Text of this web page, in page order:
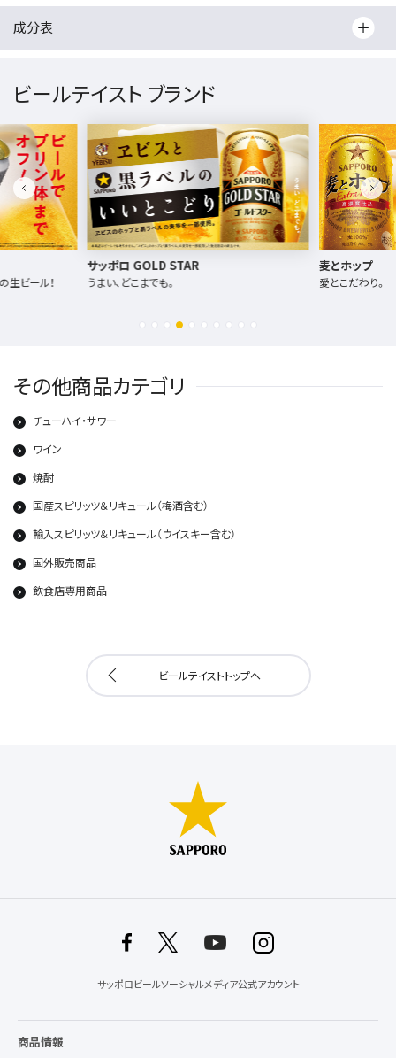
成分表
ビールテイスト ブランド
生ビール！
サッポロ GOLD STAR
うまい、どこまでも。
麦とホップ
愛とこだわり。
その他商品カテゴリ
チューハイ・サワー
ワイン
焼酎
国産スピリッツ＆リキュール（梅酒含む）
輸入スピリッツ＆リキュール（ウイスキー含む）
国外販売商品
飲食店専用商品
ビールテイストトップへ
サッポロビールソーシャルメディア公式アカウント
商品情報